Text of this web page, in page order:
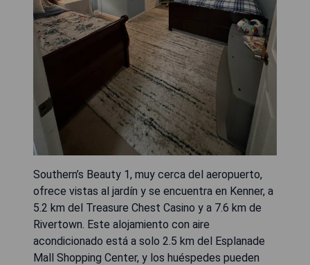
Southern’s Beauty 1, muy cerca del aeropuerto,
ofrece vistas al jardín y se encuentra en Kenner, a
5.2 km del Treasure Chest Casino y a 7.6 km de
Rivertown. Este alojamiento con aire
acondicionado está a solo 2.5 km del Esplanade
Mall Shopping Center, y los huéspedes pueden